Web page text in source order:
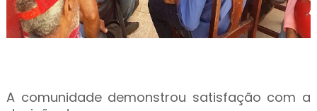
A comunidade demonstrou satisfação com a